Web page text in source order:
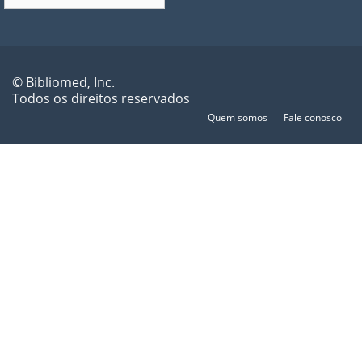
© Bibliomed, Inc.
Todos os direitos reservados
Quem somos Fale conosco